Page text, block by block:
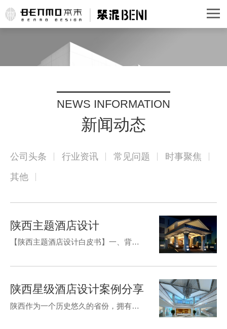
NEWS INFORMATION
新闻动态
公司头条 行业资讯 常见问题
时事聚焦
其他
陕西主题酒店设计
【陕西主题酒店设计白皮书】一、背景介绍随着旅游业的快速发展，酒店行业已经成为旅游业的重要组成部分。而酒店设计则是酒店运营中至关重要的环节，它不仅能够提升消费者入住体验，还能够增加酒店品牌的..度和美誉...…
陕西星级酒店设计案例分享
陕西作为一个历史悠久的省份，拥有着丰富的文化遗产和独特的地域风情。在旅游业兴起的当下，越来越多的人前往陕西旅游，这也促进了陕西酒店业的发展。我要分享的是陕西一些好的酒店设计案例。